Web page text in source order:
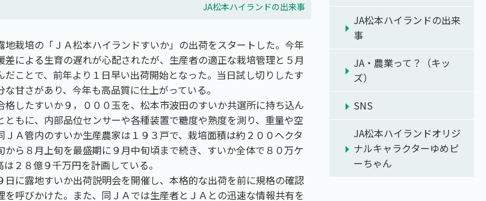
JA松本ハイランドの出来事
地栽培の「ＪＡ松本ハイランドすいか」の出荷をスタートした。今年
による生育の遅れが心配されたが、生産者の適正な栽培管理と５月
ことで、前年より１日早い出荷開始となった。当日試し切りしたす
甘さがあり、今年も高品質に仕上がっている。
したすいか９，０００玉を、松本市波田のすいか共選所に持ち込ん
もに、内部品位センサーや各種装置で糖度や熟度を測り、重量や空
Ａ管内のすいか生産農家は１９３戸で、栽培面積は約２００ヘクタ
ら８月上旬を最盛期に９月中旬頃まで続き、すいか全体で８０万ケ
２８億９千万円を計画している。
に露地すいか出荷説明会を開催し、本格的な出荷を前に規格の確認
呼びかけた。また、同ＪＡでは生産者とＪＡとの迅速な情報共有を
JA松本ハイランドの出来
事
JA・農業って？（キッ
ズ）
SNS
JA松本ハイランドオリジ
ナルキャラクターゆめピ
ーちゃん